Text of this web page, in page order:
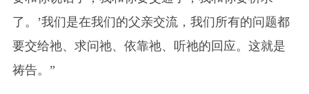
了。’我们是在我们的父亲交流，我们所有的问题都
要交给祂、求问祂、 依靠祂、 听祂的回应。这就是
祷告。”